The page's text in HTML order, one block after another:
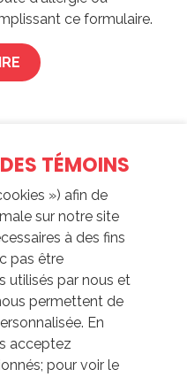
ce formulaire.
TÉMOINS
») afin de
sur notre site
à des fins
pas être
utilisés par nous et
permettent de
En
acceptez
pour voir le